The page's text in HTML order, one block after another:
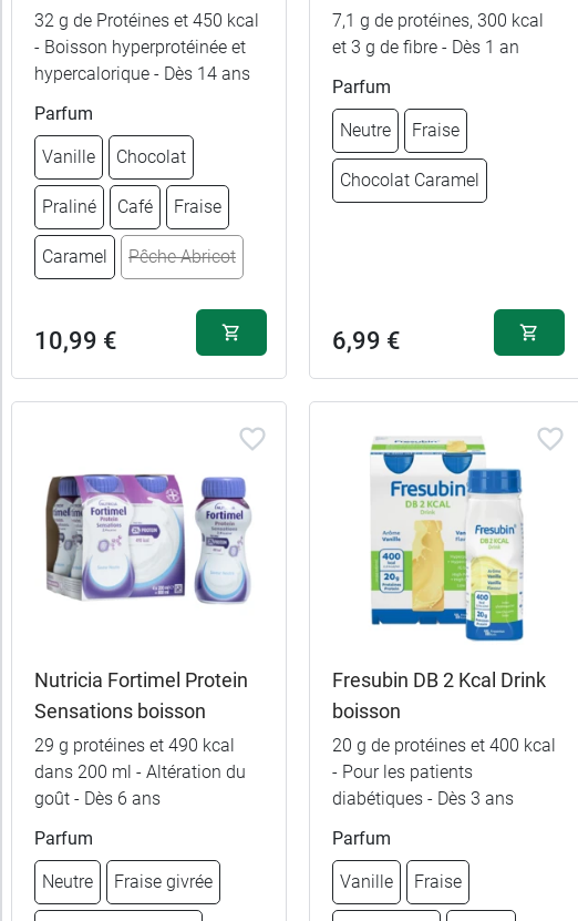
Fraise
Vanille 8,99 €
Café 8,99 €
Noisette 8,99 €
Pêche Abricot 10,99 €
10,99 €
Cappuccino 10,99 €
32 g de Protéines et 450 kcal
- Boisson hyperprotéinée et
hypercalorique - Dès 14 ans
Parfum
Vanille Chocolat
Praliné Café Fraise
Caramel Pêche Abricot
10,99 €
10,99 €
Praliné 10,99 €
Café
Fraise 10,99 €
7,1 g de protéines, 300 kcal
et 3 g de fibre - Dès 1 an
Parfum
Neutre Fraise
Chocolat Caramel
6,99 €
Neutre 6,99 €
Nutricia Fortimel Protein
Sensations boisson
29 g protéines et 490 kcal
dans 200 ml - Altération du
goût - Dès 6 ans
Parfum
Neutre Fraise givrée
Fresubin DB 2 Kcal Drink
boisson
20 g de protéines et 400 kcal
- Pour les patients
diabétiques - Dès 3 ans
Parfum
Vanille Fraise